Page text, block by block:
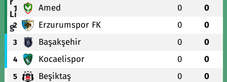
1 Amed 0 0
2 Erzurumspor FK 0 0
3 Başakşehir 0 0
4 Kocaelispor 0 0
5 Beşiktaş 0 0